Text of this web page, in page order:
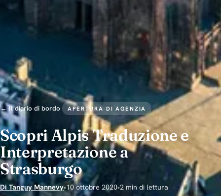
← Il diario di bordo APERTURA DI AGENZIA
Scopri Alpis Traduzione e
Interpretazione a
Strasburgo
Di Tanguy Mannevy•10 ottobre 2020•2 min di lettura